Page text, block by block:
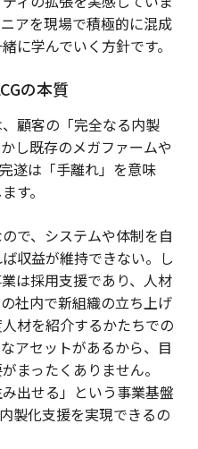
アを現場で積極的に混成
に学んでいく方針です。
の本質
顧客の「完全なる内製
し既存のメガファームや
遂は「手離れ」を意味
す。
で、システムや体制を自
収益が維持できない。し
は採用支援であり、人材
社内で新組織の立ち上げ
材を紹介するかたちでの
アセットがあるから、目
まったくありません。
出せる」という事業基盤
製化支援を実現できるの